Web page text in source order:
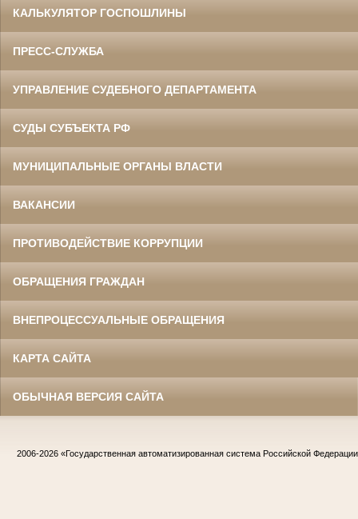
КАЛЬКУЛЯТОР ГОСПОШЛИНЫ
ПРЕСС-СЛУЖБА
УПРАВЛЕНИЕ СУДЕБНОГО ДЕПАРТАМЕНТА
СУДЫ СУБЪЕКТА РФ
МУНИЦИПАЛЬНЫЕ ОРГАНЫ ВЛАСТИ
ВАКАНСИИ
ПРОТИВОДЕЙСТВИЕ КОРРУПЦИИ
ОБРАЩЕНИЯ ГРАЖДАН
ВНЕПРОЦЕССУАЛЬНЫЕ ОБРАЩЕНИЯ
КАРТА САЙТА
ОБЫЧНАЯ ВЕРСИЯ САЙТА
2006-2026 «Государственная автоматизированная система Российской